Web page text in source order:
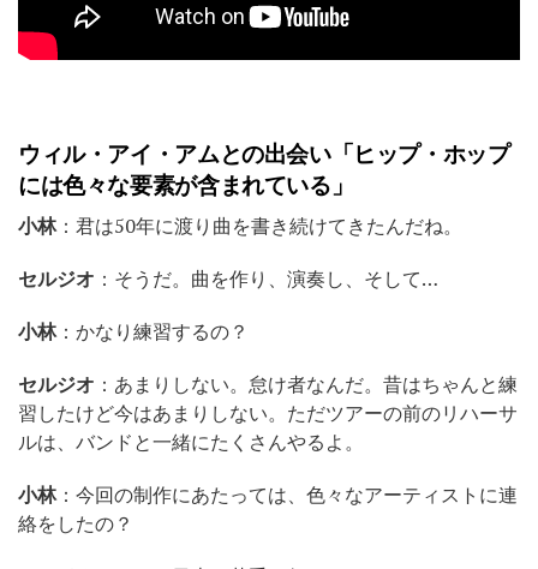
ウィル・アイ・アムとの出会い「ヒップ・ホップ
には色々な要素が含まれている」
小林：君は50年に渡り曲を書き続けてきたんだね。
セルジオ ：そうだ。曲を作り、演奏し、そして…
小林：かなり練習するの？
セルジオ ：あまりしない。怠け者なんだ。昔はちゃんと練
習したけど今はあまりしない。ただツアーの前のリハーサ
ルは、バンドと一緒にたくさんやるよ。
小林：今回の制作にあたっては、色々なアーティストに連
絡をしたの？